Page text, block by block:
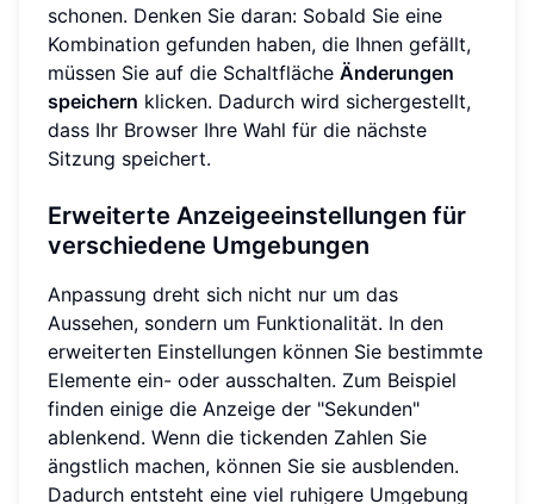
schonen. Denken Sie daran: Sobald Sie eine
Kombination gefunden haben, die Ihnen gefällt,
müssen Sie auf die Schaltfläche Änderungen
speichern klicken. Dadurch wird sichergestellt,
dass Ihr Browser Ihre Wahl für die nächste
Sitzung speichert.
Erweiterte Anzeigeeinstellungen für
verschiedene Umgebungen
Anpassung dreht sich nicht nur um das
Aussehen, sondern um Funktionalität. In den
erweiterten Einstellungen können Sie bestimmte
Elemente ein- oder ausschalten. Zum Beispiel
finden einige die Anzeige der "Sekunden"
ablenkend. Wenn die tickenden Zahlen Sie
ängstlich machen, können Sie sie ausblenden.
Dadurch entsteht eine viel ruhigere Umgebung